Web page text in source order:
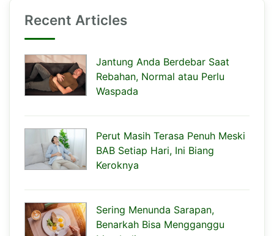
Recent Articles
Jantung Anda Berdebar Saat
Rebahan, Normal atau Perlu
Waspada
Perut Masih Terasa Penuh Meski
BAB Setiap Hari, Ini Biang
Keroknya
Sering Menunda Sarapan,
Benarkah Bisa Mengganggu